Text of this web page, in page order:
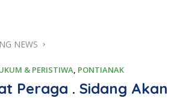
NEWS
& PERISTIWA, PONTIANAK
Peraga . Sidang Akan